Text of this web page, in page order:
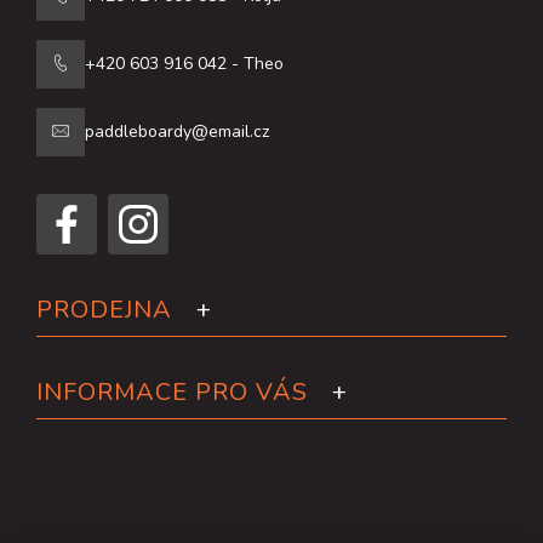
+420 603 916 042 - Theo
paddleboardy@email.cz
PRODEJNA
INFORMACE PRO VÁS